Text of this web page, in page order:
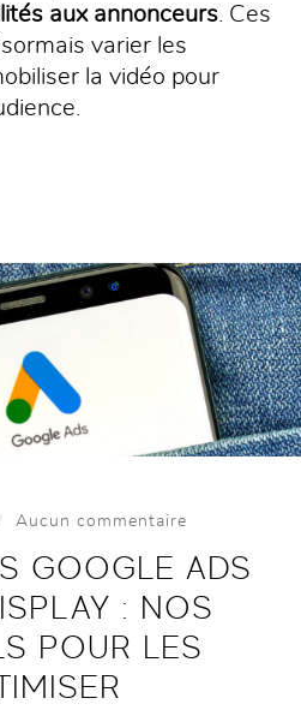
aux annonceurs . Ces
varier les
la vidéo pour
Aucun commentaire
GOOGLE ADS
: NOS
POUR LES